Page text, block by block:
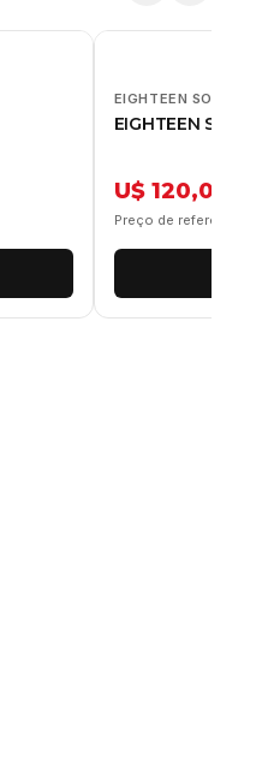
EIGHTEEN SOUND
EIGHTEEN
U$ 120,00
Preço de referência